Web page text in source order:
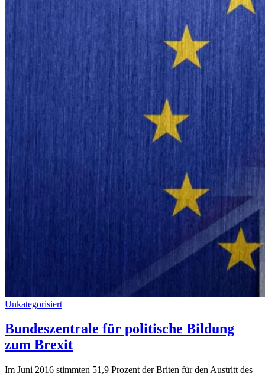
Unkategorisiert
Bundeszentrale für politische Bildung
zum Brexit
Im Juni 2016 stimmten 51,9 Prozent der Briten für den Austritt des